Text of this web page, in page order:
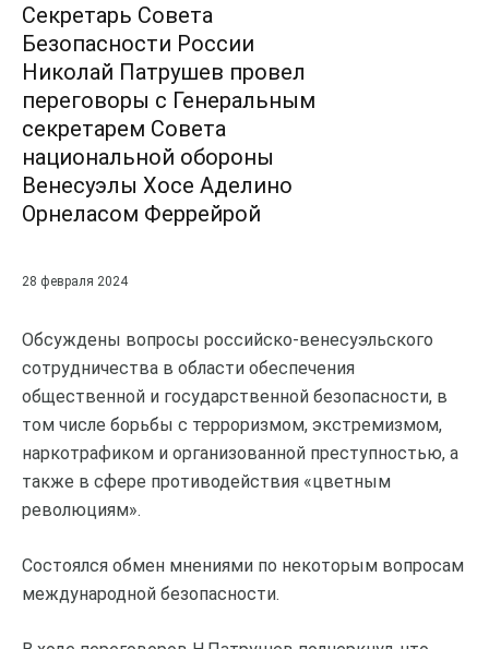
Секретарь Совета
Безопасности России
Николай Патрушев провел
переговоры с Генеральным
секретарем Совета
национальной обороны
Венесуэлы Хосе Аделино
Орнеласом Феррейрой
28 февраля 2024
Обсуждены вопросы российско-венесуэльского
сотрудничества в области обеспечения
общественной и государственной безопасности, в
том числе борьбы с терроризмом, экстремизмом,
наркотрафиком и организованной преступностью, а
также в сфере противодействия «цветным
революциям».
Состоялся обмен мнениями по некоторым вопросам
международной безопасности.